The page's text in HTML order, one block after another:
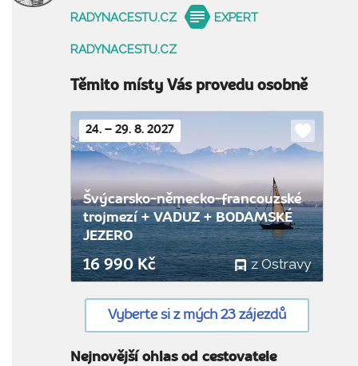
RADYNACESTU.CZ EXPERT
RADYNACESTU.CZ
Těmito místy Vás provedu osobně
24. – 29. 8. 2027
Do
oblíbených
Švýcarsko-německo-francouzské
trojmezí + VADUZ + BODAMSKÉ
JEZERO
16 990 Kč z Ostravy
Vyberte si z mých 23 zájezdů
Nejnovější ohlas od cestovatele